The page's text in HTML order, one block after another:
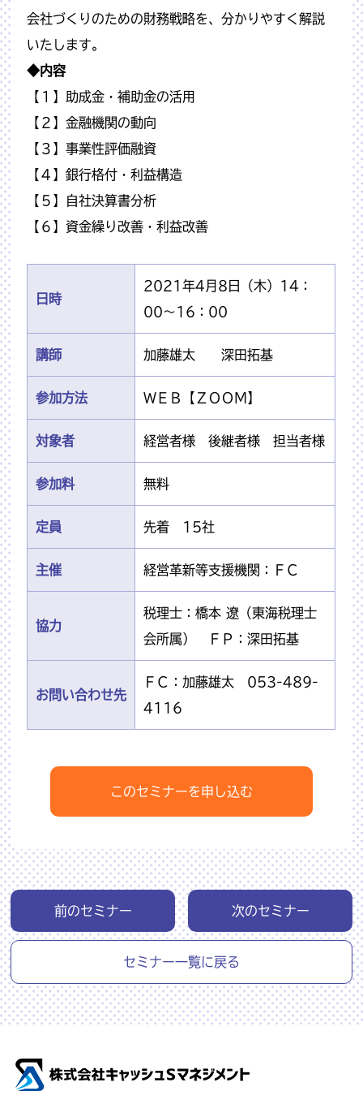
会社づくりのための財務戦略を、分かりやすく解説
いたします。
◆内容
【１】助成金・補助金の活用
【２】金融機関の動向
【３】事業性評価融資
【４】銀行格付・利益構造
【５】自社決算書分析
【６】資金繰り改善・利益改善
日時
2021年4月8日（木）14：
00～16：00
講師 加藤雄太 深田拓基
参加方法 ＷＥＢ【ＺＯＯＭ】
対象者 経営者様 後継者様 担当者様
参加料 無料
定員 先着 15社
主催 経営革新等支援機関：ＦＣ
協力
税理士：橋本 遼（東海税理士
会所属） ＦＰ：深田拓基
お問い合わせ先
ＦＣ：加藤雄太 053-489-
4116
このセミナーを申し込む
前のセミナー
セミナー一覧に戻る
次のセミナー